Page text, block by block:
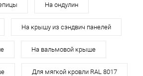
На ондулин
На крышу из сэндвич панелей
На вальмовой крыше
Для мягкой кровли RAL 8017